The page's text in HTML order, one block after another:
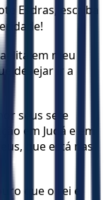
Esdras, escriba
em meu
desejar ir a
seus sete
em Judá e em
que está nas
que o rei e